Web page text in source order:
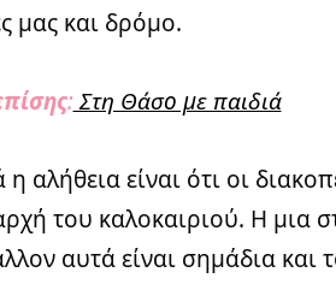
μας και δρόμο.
:Στη Θάσο με παιδιά
αλήθεια είναι ότι οι
του καλοκαιριού. Η μια
αυτά είναι σημάδια και